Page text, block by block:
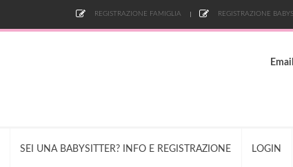
REGISTRAZIONE FAMIGLIA REGISTRAZIONE
SEI UNA BABYSITTER? INFO E REGISTRAZIONE LOGIN